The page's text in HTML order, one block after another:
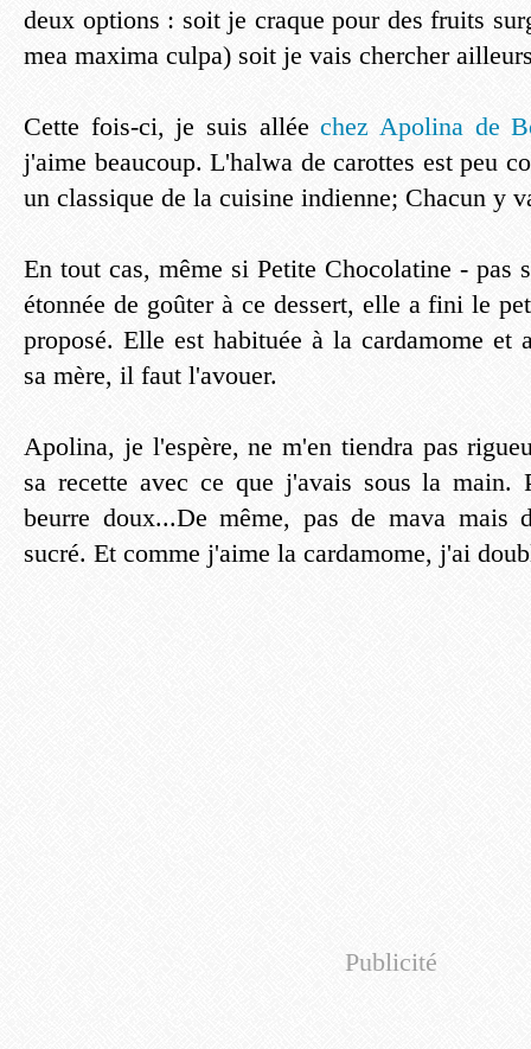
deux options : soit je craque pour des fruits
mea maxima culpa) soit je vais chercher
Cette fois-ci, je suis alléechez Apolina de
j'aime beaucoup. L'halwa de carottes est peu
un classique de la cuisine indienne; Chacun y
En tout cas, même si Petite Chocolatine - pas
étonnée de goûter à ce dessert, elle a fini le
proposé. Elle est habituée à la cardamome et
sa mère, il faut l'avouer.
Apolina, je l'espère, ne m'en tiendra pas
sa recette avec ce que j'avais sous la main.
beurre doux...De même, pas de mava mais
sucré. Et comme j'aime la cardamome, j'ai
Publicité